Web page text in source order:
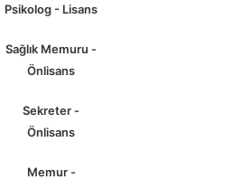
Psikolog - Lisans
Sağlık Memuru -
Önlisans
Sekreter -
Önlisans
Memur -